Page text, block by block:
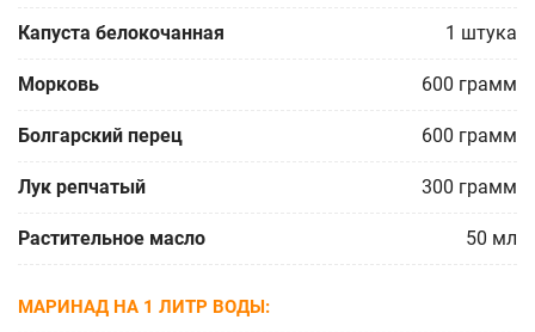
Капуста белокочанная 1 штука
Морковь 600 грамм
Болгарский перец 600 грамм
Лук репчатый 300 грамм
Растительное масло 50 мл
МАРИНАД НА 1 ЛИТР ВОДЫ